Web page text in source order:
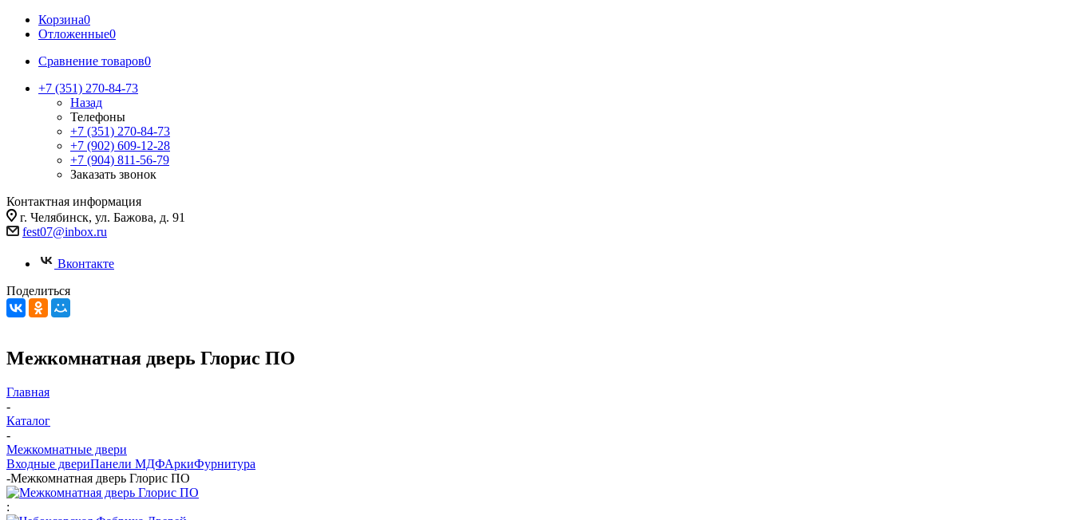
Корзина0
Отложенные0
Сравнение товаров0
+7 (351) 270-84-73
Назад
Телефоны
+7 (351) 270-84-73
+7 (902) 609-12-28
+7 (904) 811-56-79
Заказать звонок
Контактная информация
г. Челябинск, ул. Бажова, д. 91
fest07@inbox.ru
Вконтакте
Поделиться
Межкомнатная дверь Глорис ПО
Главная
-
Каталог
-
Межкомнатные двери
Входные двериПанели МДФАркиФурнитура
-Межкомнатная дверь Глорис ПО
: